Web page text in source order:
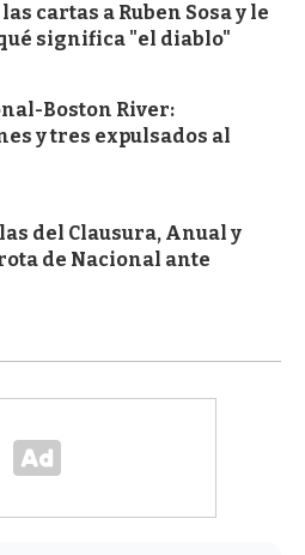
cartas a Ruben Sosa y le
significa "el diablo"
Boston River:
y tres expulsados al
del Clausura, Anual y
de Nacional ante